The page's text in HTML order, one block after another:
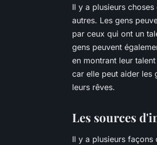
Il y a plusieurs
autres. Les gens
par ceux qui ont un
gens peuvent
en montrant leur
car elle peut aider les
leurs rêves.
Les sources
Il y a plusieurs façons